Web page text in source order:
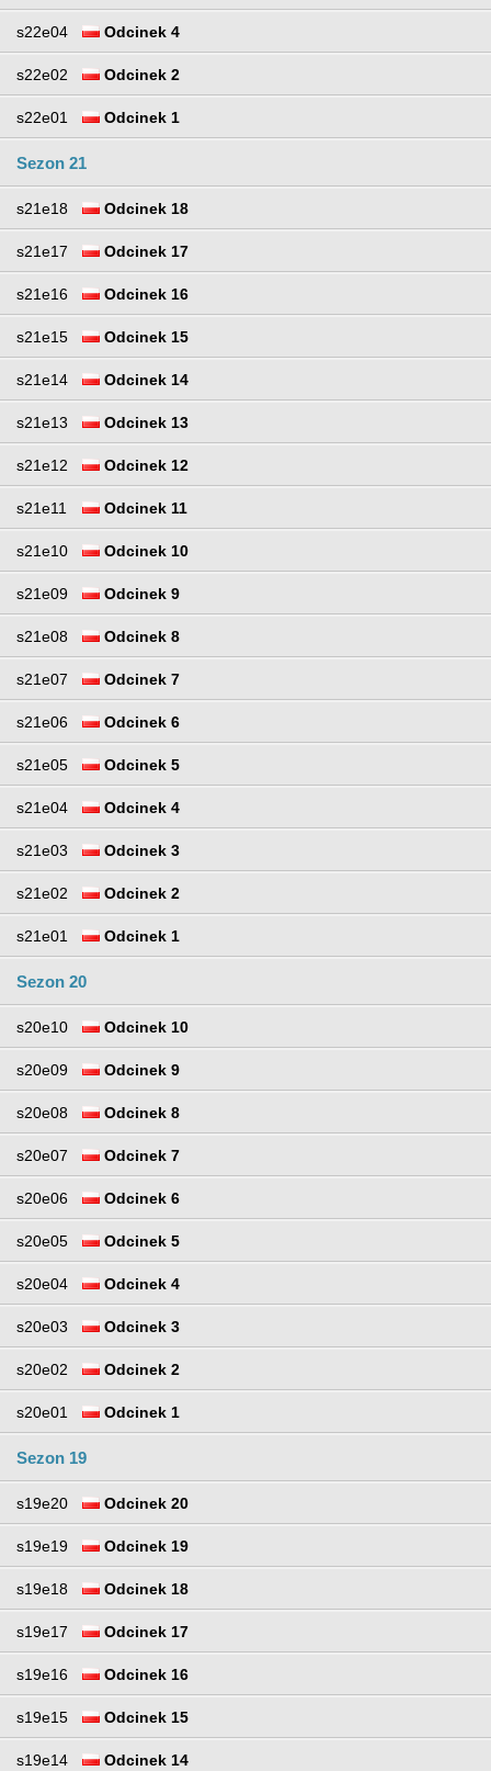
s22e04 Odcinek 4
s22e02 Odcinek 2
s22e01 Odcinek 1
Sezon 21
s21e18 Odcinek 18
s21e17 Odcinek 17
s21e16 Odcinek 16
s21e15 Odcinek 15
s21e14 Odcinek 14
s21e13 Odcinek 13
s21e12 Odcinek 12
s21e11 Odcinek 11
s21e10 Odcinek 10
s21e09 Odcinek 9
s21e08 Odcinek 8
s21e07 Odcinek 7
s21e06 Odcinek 6
s21e05 Odcinek 5
s21e04 Odcinek 4
s21e03 Odcinek 3
s21e02 Odcinek 2
s21e01 Odcinek 1
Sezon 20
s20e10 Odcinek 10
s20e09 Odcinek 9
s20e08 Odcinek 8
s20e07 Odcinek 7
s20e06 Odcinek 6
s20e05 Odcinek 5
s20e04 Odcinek 4
s20e03 Odcinek 3
s20e02 Odcinek 2
s20e01 Odcinek 1
Sezon 19
s19e20 Odcinek 20
s19e19 Odcinek 19
s19e18 Odcinek 18
s19e17 Odcinek 17
s19e16 Odcinek 16
s19e15 Odcinek 15
s19e14 Odcinek 14